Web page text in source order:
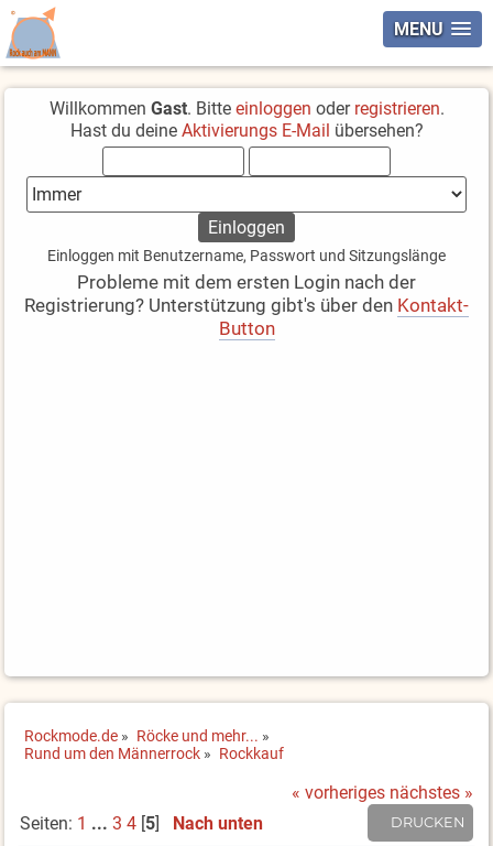
MENU
Willkommen Gast. Bitte einloggen oder registrieren.
Hast du deine Aktivierungs E-Mail übersehen?
Einloggen mit Benutzername, Passwort und Sitzungslänge
Probleme mit dem ersten Login nach der
Registrierung? Unterstützung gibt's über den Kontakt-
Button
Rockmode.de » Röcke und mehr... »
Rund um den Männerrock » Rockkauf
« vorheriges nächstes »
DRUCKEN
Seiten: 1 ... 3 4[5] Nach unten